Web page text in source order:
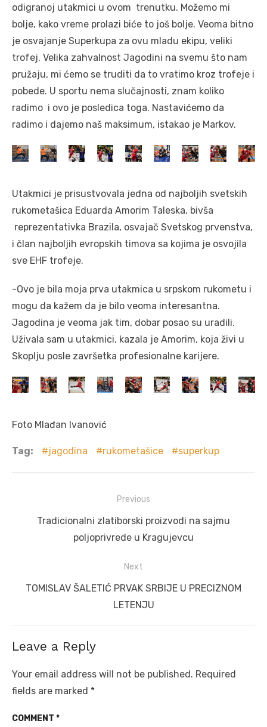
odigranoj utakmici u ovom trenutku. Možemo mi
bolje, kako vreme prolazi biće to još bolje. Veoma bitno
je osvajanje Superkupa za ovu mladu ekipu, veliki
trofej. Velika zahvalnost Jagodini na svemu što nam
pružaju, mi ćemo se truditi da to vratimo kroz trofeje i
pobede. U sportu nema slučajnosti, znam koliko
radimo i ovo je posledica toga. Nastavićemo da
radimo i dajemo naš maksimum, istakao je Markov.
Utakmici je prisustvovala jedna od najboljih svetskih
rukometašica Eduarda Amorim Taleska, bivša
reprezentativka Brazila, osvajač Svetskog prvenstva,
i član najboljih evropskih timova sa kojima je osvojila
sve EHF trofeje.
-Ovo je bila moja prva utakmica u srpskom rukometu i
mogu da kažem da je bilo veoma interesantna.
Jagodina je veoma jak tim, dobar posao su uradili.
Uživala sam u utakmici, kazala je Amorim, koja živi u
Skoplju posle završetka profesionalne karijere.
Foto Mlađan Ivanović
Tag: jagodina rukometašice superkup
navigation
Previous
Previous
Tradicionalni zlatiborski proizvodi na sajmu
poljoprivrede u Kragujevcu
Next
Next
TOMISLAV ŠALETIĆ PRVAK SRBIJE U PRECIZNOM
LETENJU
Leave a Reply
Your email address will not be published. Required
fields are marked *
COMMENT *